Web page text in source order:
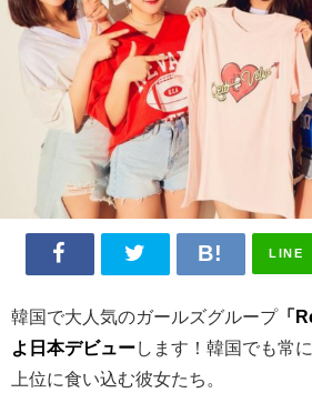
LINE
韓国で大人気のガールズグループ「
よ日本デビューします！韓国でも常
上位に食い込む彼女たち。